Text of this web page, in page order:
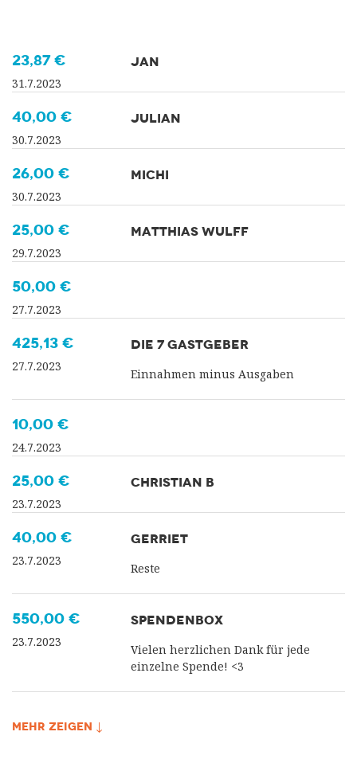
23,87 €
31.7.2023
JAN
40,00 €
30.7.2023
JULIAN
26,00 €
30.7.2023
MICHI
25,00 €
29.7.2023
MATTHIAS WULFF
50,00 €
27.7.2023
425,13 €
27.7.2023
DIE 7 GASTGEBER
Einnahmen minus Ausgaben
10,00 €
24.7.2023
25,00 €
23.7.2023
CHRISTIAN B
40,00 €
23.7.2023
GERRIET
Reste
550,00 €
23.7.2023
SPENDENBOX
Vielen herzlichen Dank für jede
einzelne Spende! <3
MEHR ZEIGEN ↓